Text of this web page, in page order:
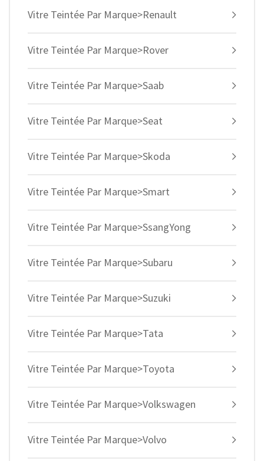
Vitre Teintée Par Marque>Renault
Vitre Teintée Par Marque>Rover
Vitre Teintée Par Marque>Saab
Vitre Teintée Par Marque>Seat
Vitre Teintée Par Marque>Skoda
Vitre Teintée Par Marque>Smart
Vitre Teintée Par Marque>SsangYong
Vitre Teintée Par Marque>Subaru
Vitre Teintée Par Marque>Suzuki
Vitre Teintée Par Marque>Tata
Vitre Teintée Par Marque>Toyota
Vitre Teintée Par Marque>Volkswagen
Vitre Teintée Par Marque>Volvo